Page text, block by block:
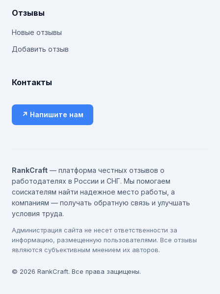
Отзывы
Новые отзывы
Добавить отзыв
Контакты
↗ Напишите нам
RankCraft — платформа честных отзывов о
работодателях в России и СНГ. Мы помогаем
соискателям найти надежное место работы, а
компаниям — получать обратную связь и улучшать
условия труда.
Администрация сайта не несет ответственности за
информацию, размещенную пользователями. Все отзывы
являются субъективным мнением их авторов.
© 2026 RankCraft. Все права защищены.